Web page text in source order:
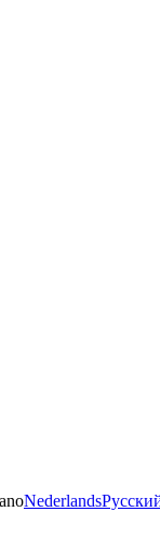
Nederlands